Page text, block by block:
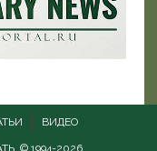
ВИДЕО